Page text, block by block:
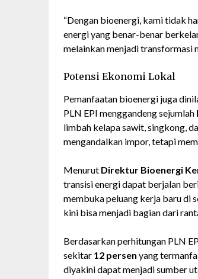
“Dengan bioenergi, kami tidak
energi yang benar-benar
melainkan menjadi transformasi
Potensi Ekonomi Lokal
Pemanfaatan bioenergi juga
PLN EPI menggandeng sejumlah
limbah kelapa sawit, singkong,
mengandalkan impor, tetapi
Menurut Direktur Bioenergi
transisi energi dapat berjalan
membuka peluang kerja baru di
kini bisa menjadi bagian dari
Berdasarkan perhitungan PLN
sekitar 12 persen yang
diyakini dapat menjadi sumber